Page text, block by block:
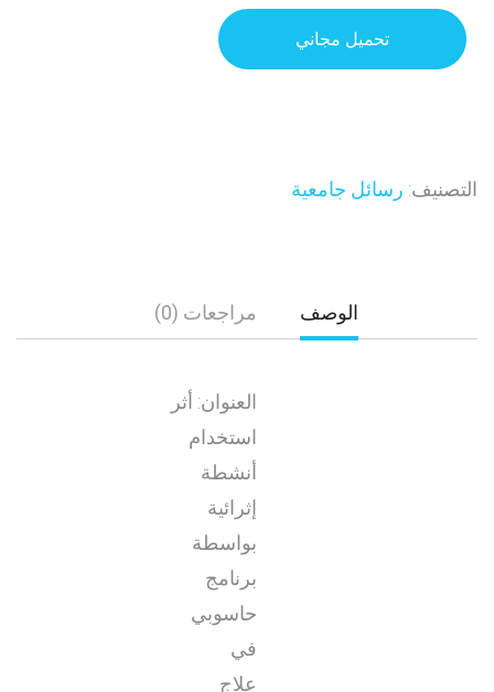
تحميل مجاني
التصنيف: رسائل جامعية
الوصف مراجعات (0)
العنوان: أثر
استخدام
أنشطة
إثرائية
بواسطة
برنامج
حاسوبي
في
علاج